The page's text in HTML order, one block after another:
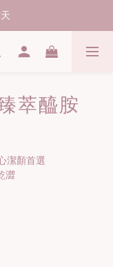
美好節
美好節
萃醯胺
潔顏首選
澀